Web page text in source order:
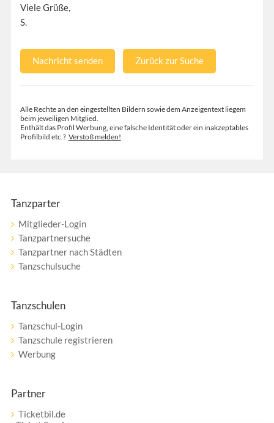
Viele Grüße,
S.
Nachricht senden Zurück zur Suche
Alle Rechte an den eingestellten Bildern sowie dem Anzeigentext liegem
beim jeweiligen Mitglied.
Enthält das Profil Werbung, eine falsche Identität oder ein inakzeptables
Profilbild etc.? Verstoß melden!
Tanzparter
Mitglieder-Login
Tanzpartnersuche
Tanzpartner nach Städten
Tanzschulsuche
Tanzschulen
Tanzschul-Login
Tanzschule registrieren
Werbung
Partner
Ticketbil.de